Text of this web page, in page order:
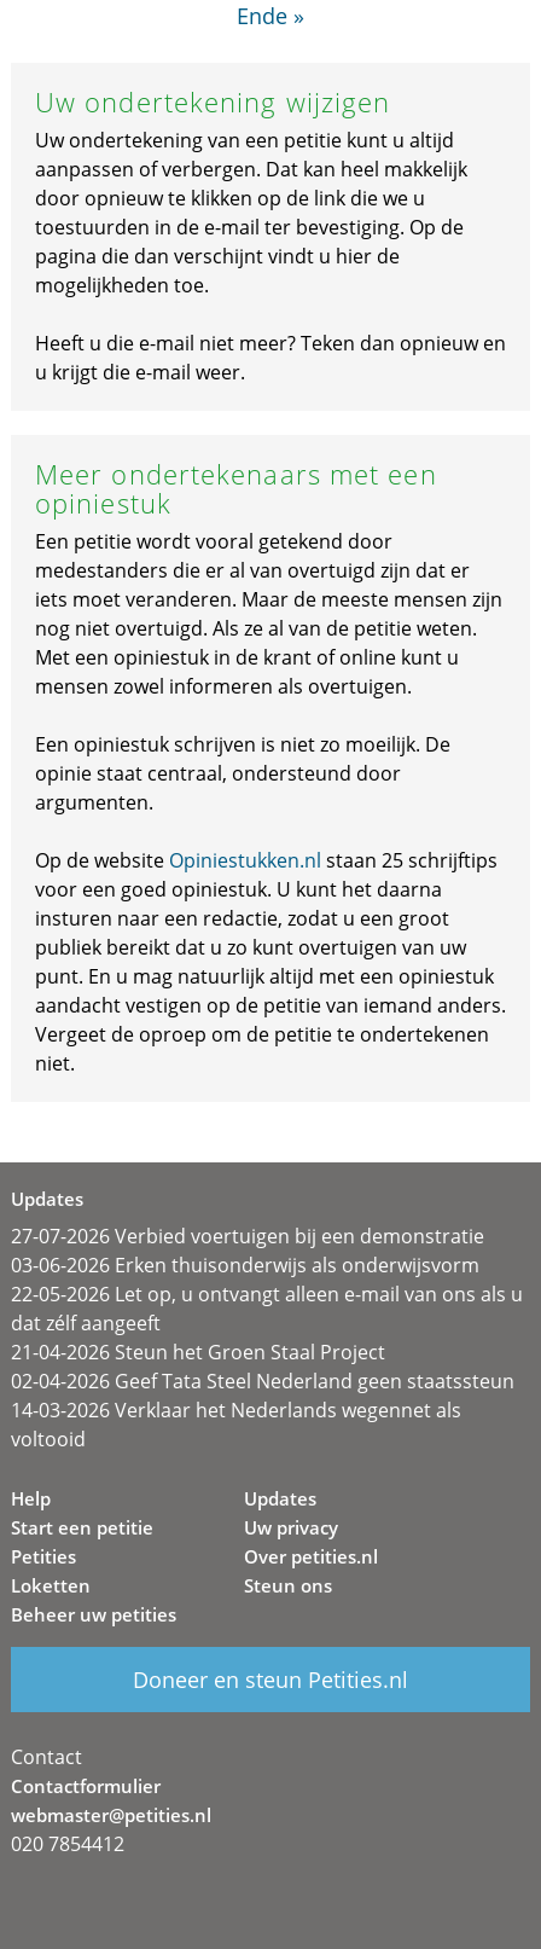
Ende »
Uw ondertekening wijzigen
Uw ondertekening van een petitie kunt u altijd
aanpassen of verbergen. Dat kan heel makkelijk
door opnieuw te klikken op de link die we u
toestuurden in de e-mail ter bevestiging. Op de
pagina die dan verschijnt vindt u hier de
mogelijkheden toe.
Heeft u die e-mail niet meer? Teken dan opnieuw en
u krijgt die e-mail weer.
Meer ondertekenaars met een
opiniestuk
Een petitie wordt vooral getekend door
medestanders die er al van overtuigd zijn dat er
iets moet veranderen. Maar de meeste mensen zijn
nog niet overtuigd. Als ze al van de petitie weten.
Met een opiniestuk in de krant of online kunt u
mensen zowel informeren als overtuigen.
Een opiniestuk schrijven is niet zo moeilijk. De
opinie staat centraal, ondersteund door
argumenten.
Op de website Opiniestukken.nl staan 25 schrijftips
voor een goed opiniestuk. U kunt het daarna
insturen naar een redactie, zodat u een groot
publiek bereikt dat u zo kunt overtuigen van uw
punt. En u mag natuurlijk altijd met een opiniestuk
aandacht vestigen op de petitie van iemand anders.
Vergeet de oproep om de petitie te ondertekenen
niet.
Updates
27-07-2026 Verbied voertuigen bij een demonstratie
03-06-2026 Erken thuisonderwijs als onderwijsvorm
22-05-2026 Let op, u ontvangt alleen e-mail van ons als u
dat zélf aangeeft
21-04-2026 Steun het Groen Staal Project
02-04-2026 Geef Tata Steel Nederland geen staatssteun
14-03-2026 Verklaar het Nederlands wegennet als
voltooid
Help
Start een petitie
Petities
Loketten
Beheer uw petities
Updates
Uw privacy
Over petities.nl
Steun ons
Doneer en steun Petities.nl
Contact
Contactformulier
webmaster@petities.nl
020 7854412